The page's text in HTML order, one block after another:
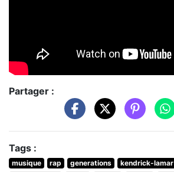
Partager :
Tags :
musique rap generations kendrick-lamar